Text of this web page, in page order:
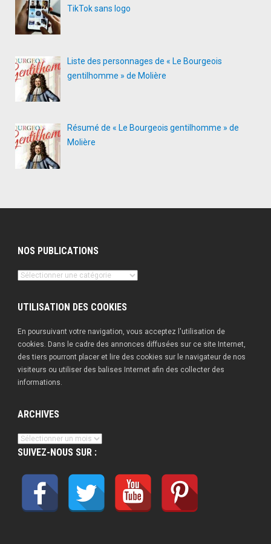
TikTok sans logo
Liste des personnages de « Le Bourgeois
gentilhomme » de Molière
Résumé de « Le Bourgeois gentilhomme » de
Molière
NOS PUBLICATIONS
Nos
UTILISATION DES COOKIES
En poursuivant votre navigation, vous acceptez l'utilisation de
cookies. Dans le cadre des annonces diffusées sur ce site Internet,
des tiers pourront placer et lire des cookies sur le navigateur de nos
visiteurs ou utiliser des balises Internet afin des collecter des
informations.
ARCHIVES
Archives
SUIVEZ-NOUS SUR :